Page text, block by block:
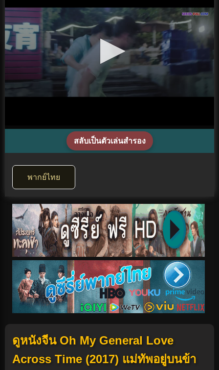
สลับเป็นตัวเล่นสำรอง
พากย์ไทย
ดูหนังจีน Oh My General Love
Across Time (2017) แม่ทัพอยู่บนข้า